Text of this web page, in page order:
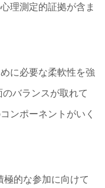
理測定的証拠が含ま
に必要な柔軟性を強
バランスが取れて
ンポーネントがいく
的な参加に向けて